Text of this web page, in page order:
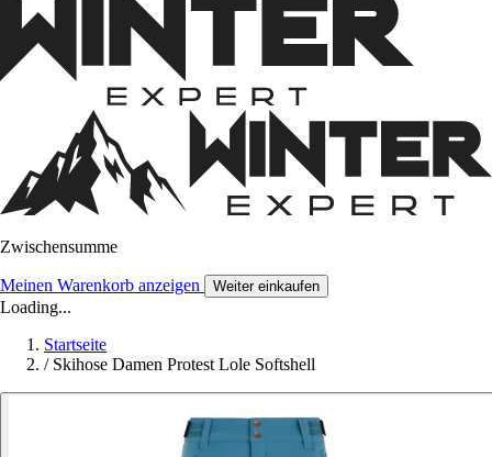
Zwischensumme
Meinen Warenkorb anzeigen Weiter einkaufen
Loading...
Startseite
/ Skihose Damen Protest Lole Softshell